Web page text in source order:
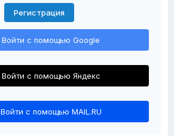
Регистрация
Войти с помощью Google
Войти с помощью Яндекс
Войти с помощью MAIL.RU